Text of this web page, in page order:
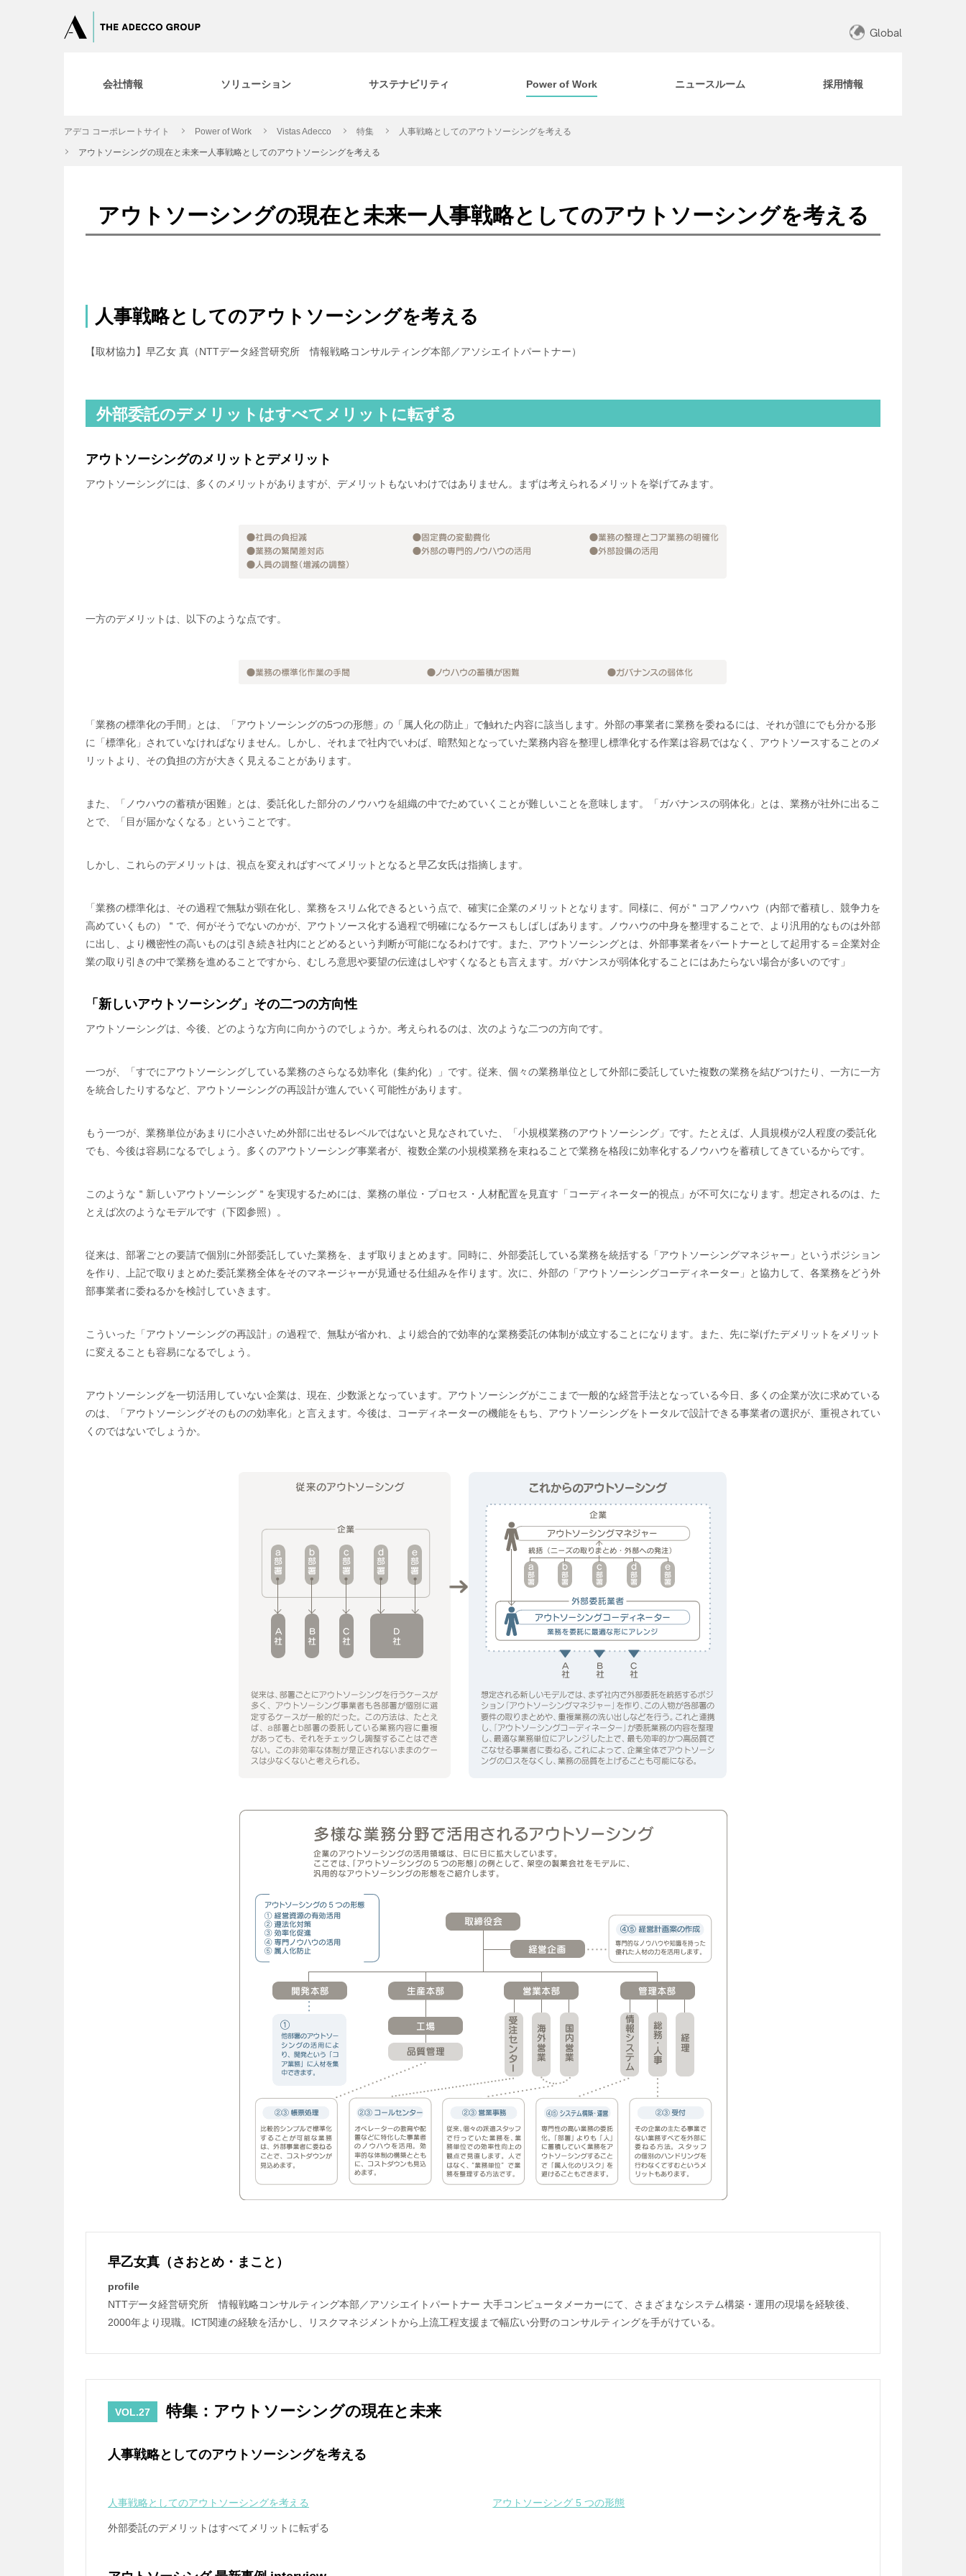
Global
会社情報 ソリューション サステナビリティ Power of Work ニュースルーム 採用情報
アデコ コーポレートサイト Power of Work Vistas Adecco 特集 人事戦略としてのアウトソーシングを考える
アウトソーシングの現在と未来ー人事戦略としてのアウトソーシングを考える
アウトソーシングの現在と未来ー人事戦略としてのアウトソーシングを考える
人事戦略としてのアウトソーシングを考える
【取材協力】早乙女 真（NTTデータ経営研究所 情報戦略コンサルティング本部／アソシエイトパートナー）
外部委託のデメリットはすべてメリットに転ずる
アウトソーシングのメリットとデメリット
アウトソーシングには、多くのメリットがありますが、デメリットもないわけではありません。まずは考えられるメリットを挙げてみます。
一方のデメリットは、以下のような点です。
「業務の標準化の手間」とは、「アウトソーシングの5つの形態」の「属人化の防止」で触れた内容に該当します。外部の事業者に業務を委ねるには、それが誰にでも分かる形
に「標準化」されていなければなりません。しかし、それまで社内でいわば、暗黙知となっていた業務内容を整理し標準化する作業は容易ではなく、アウトソースすることのメ
リットより、その負担の方が大きく見えることがあります。
また、「ノウハウの蓄積が困難」とは、委託化した部分のノウハウを組織の中でためていくことが難しいことを意味します。「ガバナンスの弱体化」とは、業務が社外に出るこ
とで、「目が届かなくなる」ということです。
しかし、これらのデメリットは、視点を変えればすべてメリットとなると早乙女氏は指摘します。
「業務の標準化は、その過程で無駄が顕在化し、業務をスリム化できるという点で、確実に企業のメリットとなります。同様に、何が＂コアノウハウ（内部で蓄積し、競争力を
高めていくもの）＂で、何がそうでないのかが、アウトソース化する過程で明確になるケースもしばしばあります。ノウハウの中身を整理することで、より汎用的なものは外部
に出し、より機密性の高いものは引き続き社内にとどめるという判断が可能になるわけです。また、アウトソーシングとは、外部事業者をパートナーとして起用する＝企業対企
業の取り引きの中で業務を進めることですから、むしろ意思や要望の伝達はしやすくなるとも言えます。ガバナンスが弱体化することにはあたらない場合が多いのです」
「新しいアウトソーシング」その二つの方向性
アウトソーシングは、今後、どのような方向に向かうのでしょうか。考えられるのは、次のような二つの方向です。
一つが、「すでにアウトソーシングしている業務のさらなる効率化（集約化）」です。従来、個々の業務単位として外部に委託していた複数の業務を結びつけたり、一方に一方
を統合したりするなど、アウトソーシングの再設計が進んでいく可能性があります。
もう一つが、業務単位があまりに小さいため外部に出せるレベルではないと見なされていた、「小規模業務のアウトソーシング」です。たとえば、人員規模が2人程度の委託化
でも、今後は容易になるでしょう。多くのアウトソーシング事業者が、複数企業の小規模業務を束ねることで業務を格段に効率化するノウハウを蓄積してきているからです。
このような＂新しいアウトソーシング＂を実現するためには、業務の単位・プロセス・人材配置を見直す「コーディネーター的視点」が不可欠になります。想定されるのは、た
とえば次のようなモデルです（下図参照）。
従来は、部署ごとの要請で個別に外部委託していた業務を、まず取りまとめます。同時に、外部委託している業務を統括する「アウトソーシングマネジャー」というポジション
を作り、上記で取りまとめた委託業務全体をそのマネージャーが見通せる仕組みを作ります。次に、外部の「アウトソーシングコーディネーター」と協力して、各業務をどう外
部事業者に委ねるかを検討していきます。
こういった「アウトソーシングの再設計」の過程で、無駄が省かれ、より総合的で効率的な業務委託の体制が成立することになります。また、先に挙げたデメリットをメリット
に変えることも容易になるでしょう。
アウトソーシングを一切活用していない企業は、現在、少数派となっています。アウトソーシングがここまで一般的な経営手法となっている今日、多くの企業が次に求めている
のは、「アウトソーシングそのものの効率化」と言えます。今後は、コーディネーターの機能をもち、アウトソーシングをトータルで設計できる事業者の選択が、重視されてい
くのではないでしょうか。
早乙女真（さおとめ・まこと）
profile
NTTデータ経営研究所 情報戦略コンサルティング本部／アソシエイトパートナー 大手コンピュータメーカーにて、さまざまなシステム構築・運用の現場を経験後、
2000年より現職。ICT関連の経験を活かし、リスクマネジメントから上流工程支援まで幅広い分野のコンサルティングを手がけている。
VOL.27 特集：アウトソーシングの現在と未来
人事戦略としてのアウトソーシングを考える
人事戦略としてのアウトソーシングを考える アウトソーシング 5 つの形態
外部委託のデメリットはすべてメリットに転ずる